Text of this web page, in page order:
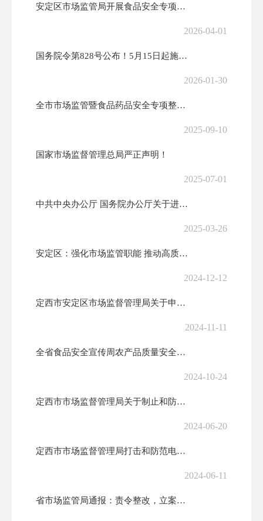
安定区市场监管局开展食品安全专项检查 助力文明城市创建
2026-04-01
国务院令第828号公布！5月15日起施行！
2026-01-30
全市市场监管暨食品药品安全专项整治工作推进会议召开
2025-09-10
国家市场监督管理总局严正声明！
2025-07-01
中共中央办公厅 国务院办公厅关于进一步强化食品安全全链条监管的意见
2025-03-26
安定区：强化市场监管职能 推动高质量发展
2024-12-12
定西市安定区市场监督管理局关于申报“名特优新”个体工商户的通告
2024-11-11
全省食品安全宣传周农产品质量安全主题日活动举行
2024-10-24
定西市市场监督管理局关于制止和防范非法集资广告的提醒告诫书
2024-06-20
定西市市场监督管理局打击和防范电信网络诈骗倡议书
2024-06-11
省市场监管局通报：责令整改，立案处罚！